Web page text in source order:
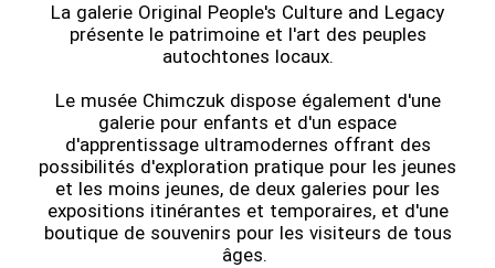
La galerie Original People's Culture and Legacy
présente le patrimoine et l'art des peuples
autochtones locaux.
Le musée Chimczuk dispose également d'une
galerie pour enfants et d'un espace
d'apprentissage ultramodernes offrant des
possibilités d'exploration pratique pour les jeunes
et les moins jeunes, de deux galeries pour les
expositions itinérantes et temporaires, et d'une
boutique de souvenirs pour les visiteurs de tous
âges.